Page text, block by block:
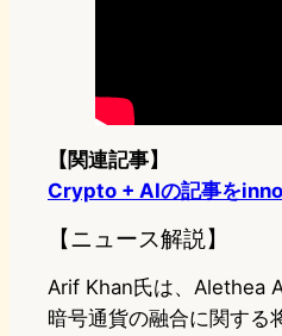
【関連記事】
Crypto + AIの記事を
【ニュース解説】
Arif Khan氏は、Alethea
暗号通貨の融合に関する